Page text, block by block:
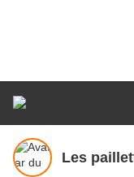
Les